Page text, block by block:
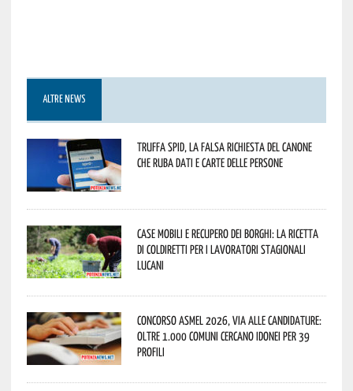
ALTRE NEWS
Truffa Spid, la falsa richiesta del canone
che ruba dati e carte delle persone
Case mobili e recupero dei borghi: la ricetta
di Coldiretti per i lavoratori stagionali
lucani
Concorso Asmel 2026, via alle candidature:
oltre 1.000 Comuni cercano idonei per 39
profili